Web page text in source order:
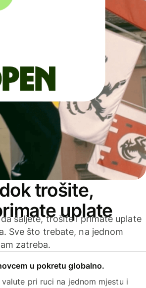
trošite,
uplate
šaljete, trošite i primate uplate
Sve što trebate, na jednom
zatreba.
u pokretu globalno.
pri ruci na jednom mjestu i